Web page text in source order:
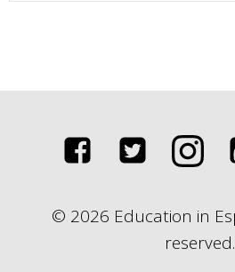
© 2026 Education in
reserved.